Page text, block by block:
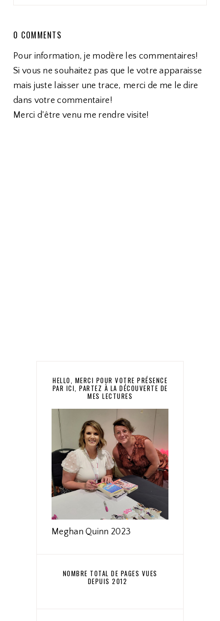
0 COMMENTS
Pour information, je modère les commentaires!
Si vous ne souhaitez pas que le votre apparaisse
mais juste laisser une trace, merci de me le dire
dans votre commentaire!
Merci d'être venu me rendre visite!
HELLO, MERCI POUR VOTRE PRÉSENCE
PAR ICI, PARTEZ À LA DÉCOUVERTE DE
MES LECTURES
Meghan Quinn 2023
NOMBRE TOTAL DE PAGES VUES
DEPUIS 2012